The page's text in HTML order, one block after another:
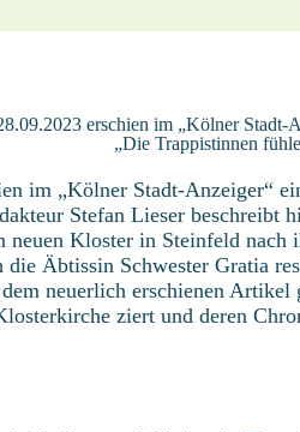
erschien im „Kölner Stadt-
„Die Trappistinnen
im „Kölner Stadt-Anzeiger“
Stefan Lieser beschreibt
neuen Kloster in Steinfeld nach
die Äbtissin Schwester Gratia
neuerlich erschienen Artikel
ziert und deren